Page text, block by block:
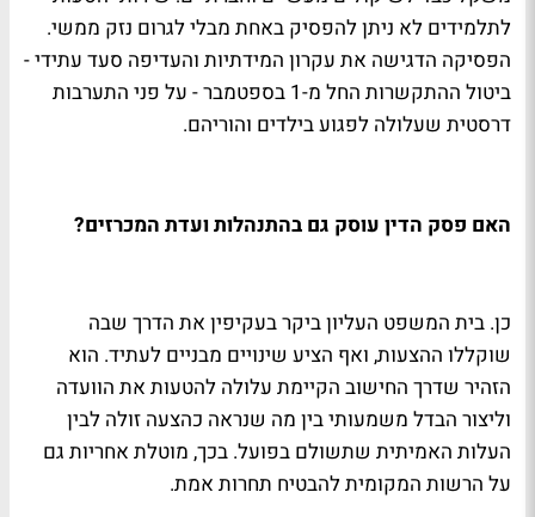
לתלמידים לא ניתן להפסיק באחת מבלי לגרום נזק ממשי.
הפסיקה הדגישה את עקרון המידתיות והעדיפה סעד עתידי -
ביטול ההתקשרות החל מ-1 בספטמבר - על פני התערבות
דרסטית שעלולה לפגוע בילדים והוריהם.
האם פסק הדין עוסק גם בהתנהלות ועדת המכרזים?
כן. בית המשפט העליון ביקר בעקיפין את הדרך שבה
שוקללו ההצעות, ואף הציע שינויים מבניים לעתיד. הוא
הזהיר שדרך החישוב הקיימת עלולה להטעות את הוועדה
וליצור הבדל משמעותי בין מה שנראה כהצעה זולה לבין
העלות האמיתית שתשולם בפועל. בכך, מוטלת אחריות גם
על הרשות המקומית להבטיח תחרות אמת.